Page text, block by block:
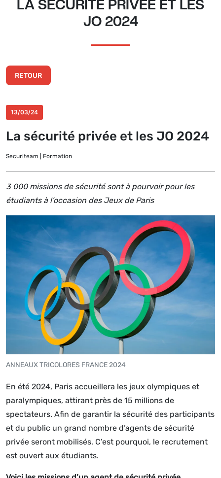
LA SÉCURITÉ PRIVÉE ET LES
JO 2024
RETOUR
13/03/24
La sécurité privée et les JO 2024
Securiteam | Formation
3 000 missions de sécurité sont à pourvoir pour les
étudiants à l’occasion des Jeux de Paris
ANNEAUX TRICOLORES FRANCE 2024
En été 2024, Paris accueillera les jeux olympiques et
paralympiques, attirant près de 15 millions de
spectateurs. Afin de garantir la sécurité des participants
et du public un grand nombre d’agents de sécurité
privée seront mobilisés. C’est pourquoi, le recrutement
est ouvert aux étudiants.